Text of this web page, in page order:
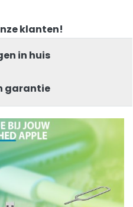
klanten!
in huis
garantie